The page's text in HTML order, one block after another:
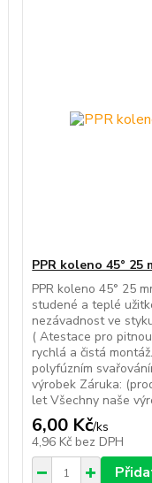
PPR koleno 45° 25
PPR koleno 45° 25
studené a teplé
nezávadnost ve
( Atestace pro
rychlá a čistá
polyfúzním
výrobek Záruka:
let Všechny naše
6,00 Kč/ks
4,96 Kč bez DPH